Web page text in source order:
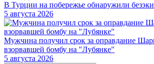
В Турции на побережье обнаружили
5 августа 2026
Мужчина получил срок за оправдание
взорвавшей бомбу на "Лубянке"
5 августа 2026